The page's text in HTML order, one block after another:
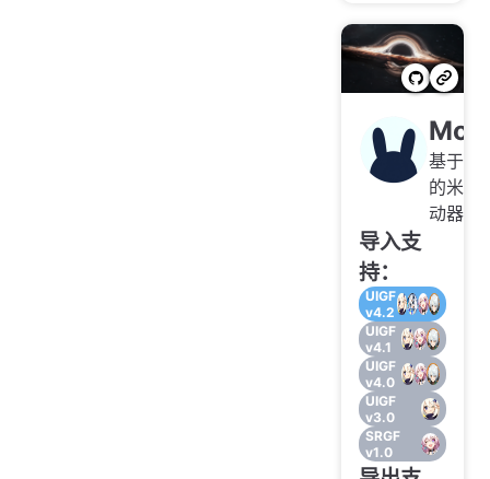
基于
的米哈
动器
导入支
持：
UIGF
v4.2
UIGF
v4.1
UIGF
v4.0
UIGF
v3.0
SRGF
v1.0